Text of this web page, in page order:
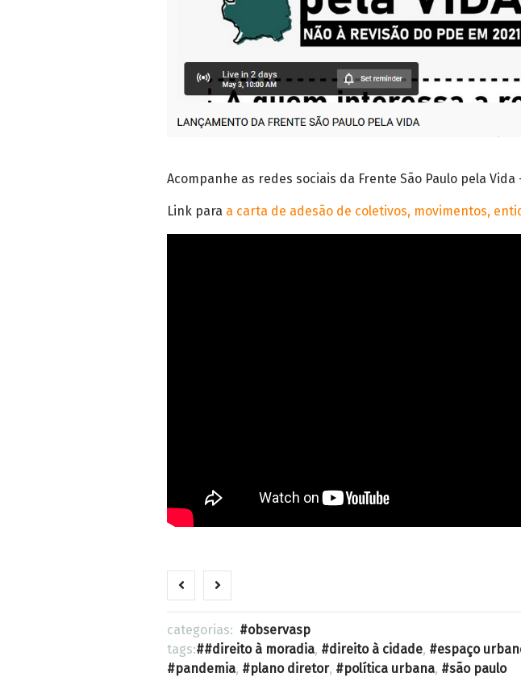
Acompanhe as redes sociais da Frente São Paulo pela Vida
Link para a carta de adesão de coletivos, movimentos,
categorias:
observasp
tags:
#direito à moradia, direito à cidade, espaço
pandemia, plano diretor, política urbana, são paulo